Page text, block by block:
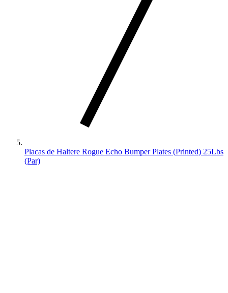
Placas de Haltere Rogue Echo Bumper Plates (Printed) 25Lbs
(Par)